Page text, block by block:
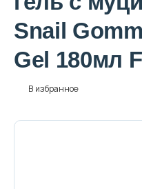
*OVERSTOCK -30%
Уход за лицом
Snail
Gel 180мл
В избранное